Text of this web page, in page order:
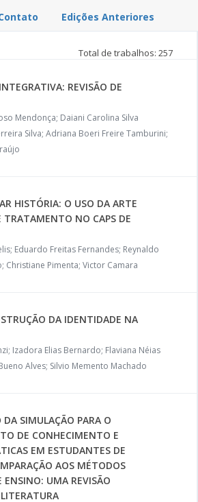
Edições Anteriores
Total de trabalhos: 257
REVISÃO DE
Mendonça; Daiani Carolina Silva
Silva; Adriana Boeri Freire Tamburini;
HISTÓRIA: O USO DA ARTE
TRATAMENTO NO CAPS DE
Eduardo Freitas Fernandes; Reynaldo
Christiane Pimenta; Victor Camara
DA IDENTIDADE NA
Izadora Elias Bernardo; Flaviana Néias
Alves; Silvio Memento Machado
SIMULAÇÃO PARA O
DE CONHECIMENTO E
EM ESTUDANTES DE
AOS MÉTODOS
ENSINO: UMA REVISÃO